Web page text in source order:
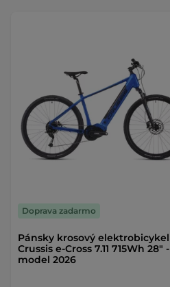
Pánsky krosový elektrobicykel
Crussis e-Cross 7.11 715Wh 28" -
model 2026
Doprava zadarmo